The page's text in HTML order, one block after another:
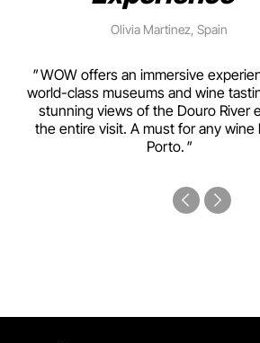
Olivia Martinez, Spain
WOW offers an immersive
world-class museums and wine
stunning views of the Douro River
the entire visit. A must for any wine
Porto.